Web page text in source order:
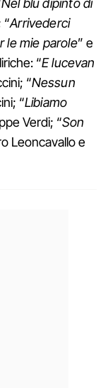
Nel blu dipinto di
“Arrivederci
le mie parole” e
“E lucevan
“Nessun
“Libiamo
Verdi; “Son
Leoncavallo e